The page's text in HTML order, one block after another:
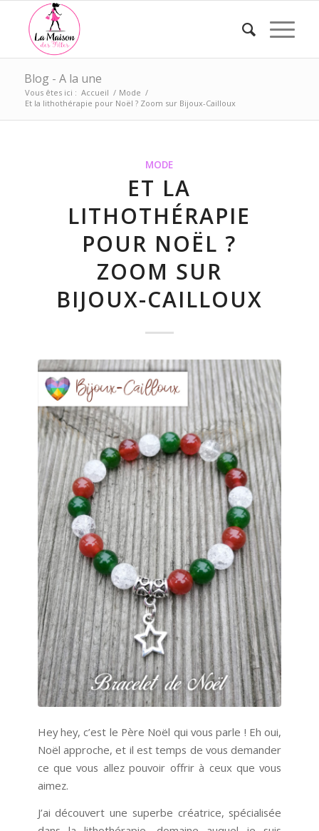
Blog - A la une
Vous êtes ici : Accueil / Mode /
Et la lithothérapie pour Noël ? Zoom sur Bijoux-Cailloux
MODE
ET LA
LITHOTHÉRAPIE
POUR NOËL ?
ZOOM SUR
BIJOUX-CAILLOUX
Hey hey, c’est le Père Noël qui vous parle ! Eh oui,
Noël approche, et il est temps de vous demander
ce que vous allez pouvoir offrir à ceux que vous
aimez.
J’ai découvert une superbe créatrice, spécialisée